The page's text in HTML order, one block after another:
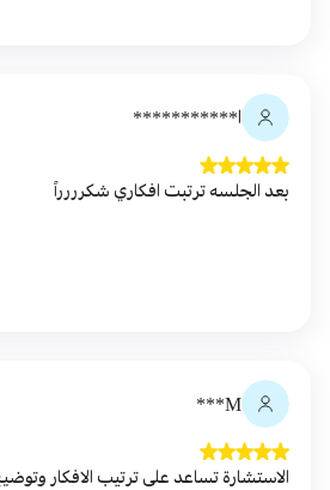
ا***********
بعد الجلسه ترتبت افكاري شكرررراً
M***